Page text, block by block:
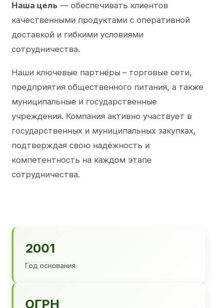
Наша цель — обеспечивать клиентов
качественными продуктами с оперативной
доставкой и гибкими условиями
сотрудничества.
Наши ключевые партнёры – торговые сети,
предприятия общественного питания, а также
муниципальные и государственные
учреждения. Компания активно участвует в
государственных и муниципальных закупках,
подтверждая свою надёжность и
компетентность на каждом этапе
сотрудничества.
2001
Год основания
ОГРН